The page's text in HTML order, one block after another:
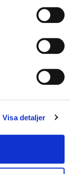
Visa detaljer